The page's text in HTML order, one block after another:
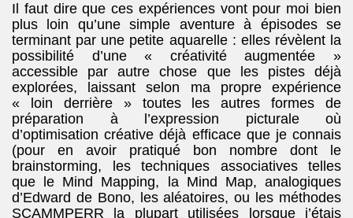
Il faut dire que ces expériences vont pour moi bien
plus loin qu’une simple aventure à épisodes se
terminant par une petite aquarelle : elles révèlent la
possibilité d’une « créativité augmentée »
accessible par autre chose que les pistes déjà
explorées, laissant selon ma propre expérience
« loin derrière » toutes les autres formes de
préparation à l’expression picturale où
d’optimisation créative déjà efficace que je connais
(pour en avoir pratiqué bon nombre dont le
brainstorming, les techniques associatives telles
que le Mind Mapping, la Mind Map, analogiques
d’Edward de Bono, les aléatoires, ou les méthodes
SCAMMPERR la plupart utilisées lorsque j’étais